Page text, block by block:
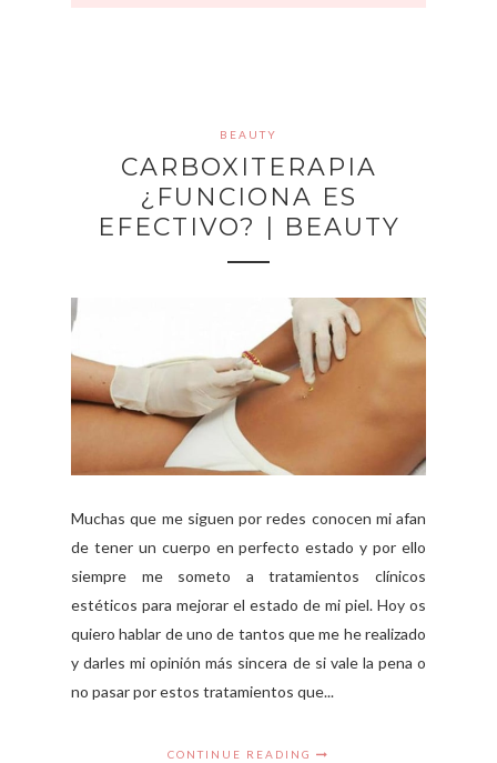
BEAUTY
CARBOXITERAPIA
¿FUNCIONA ES
EFECTIVO? | BEAUTY
Muchas que me siguen por redes conocen mi afan
de tener un cuerpo en perfecto estado y por ello
siempre me someto a tratamientos clínicos
estéticos para mejorar el estado de mi piel. Hoy os
quiero hablar de uno de tantos que me he realizado
y darles mi opinión más sincera de si vale la pena o
no pasar por estos tratamientos que...
CONTINUE READING